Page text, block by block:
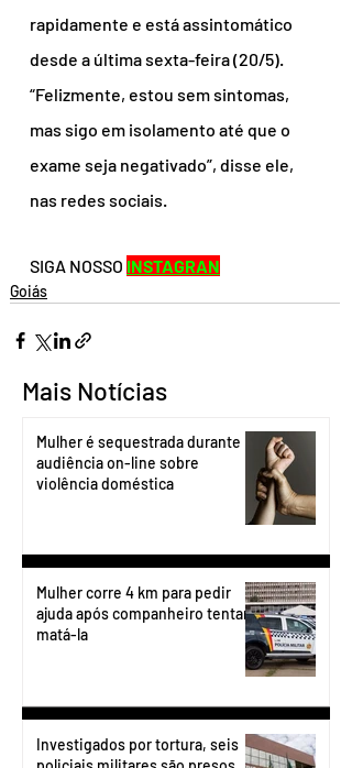
rapidamente e está assintomático
desde a última sexta-feira (20/5).
“Felizmente, estou sem sintomas,
mas sigo em isolamento até que o
exame seja negativado”, disse ele,
nas redes sociais.
SIGA NOSSO INSTAGRAN
Goiás
Mais Notícias
Mulher é sequestrada durante
audiência on-line sobre
violência doméstica
Mulher corre 4 km para pedir
ajuda após companheiro tentar
matá-la
Investigados por tortura, seis